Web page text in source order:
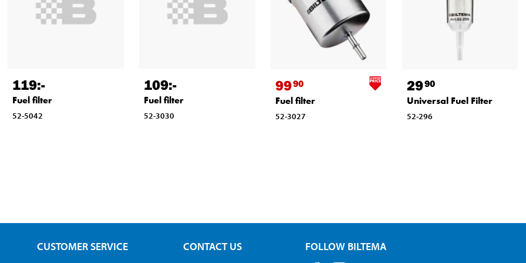
119:-
Fuel filter
52-5042
109:-
Fuel filter
52-3030
9990
Fuel filter
52-3027
2990
Universal Fuel Filter
52-296
CUSTOMER SERVICE CONTACT US FOLLOW BILTEMA